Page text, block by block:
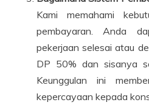
Kami memahami
pembayaran. Anda
pekerjaan selesai atau
DP 50% dan sisanya
Keunggulan ini
kepercayaan kepada